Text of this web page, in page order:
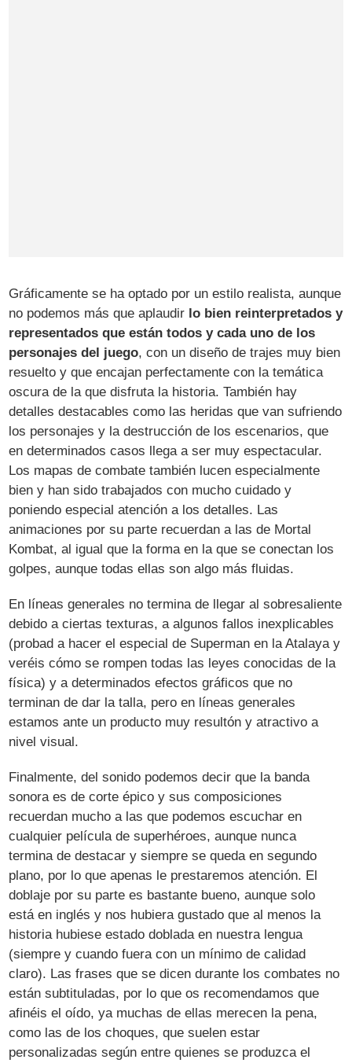
Gráficamente se ha optado por un estilo realista, aunque
no podemos más que aplaudir lo bien reinterpretados y
representados que están todos y cada uno de los
personajes del juego, con un diseño de trajes muy bien
resuelto y que encajan perfectamente con la temática
oscura de la que disfruta la historia. También hay
detalles destacables como las heridas que van sufriendo
los personajes y la destrucción de los escenarios, que
en determinados casos llega a ser muy espectacular.
Los mapas de combate también lucen especialmente
bien y han sido trabajados con mucho cuidado y
poniendo especial atención a los detalles. Las
animaciones por su parte recuerdan a las de Mortal
Kombat, al igual que la forma en la que se conectan los
golpes, aunque todas ellas son algo más fluidas.
En líneas generales no termina de llegar al sobresaliente
debido a ciertas texturas, a algunos fallos inexplicables
(probad a hacer el especial de Superman en la Atalaya y
veréis cómo se rompen todas las leyes conocidas de la
física) y a determinados efectos gráficos que no
terminan de dar la talla, pero en líneas generales
estamos ante un producto muy resultón y atractivo a
nivel visual.
Finalmente, del sonido podemos decir que la banda
sonora es de corte épico y sus composiciones
recuerdan mucho a las que podemos escuchar en
cualquier película de superhéroes, aunque nunca
termina de destacar y siempre se queda en segundo
plano, por lo que apenas le prestaremos atención. El
doblaje por su parte es bastante bueno, aunque solo
está en inglés y nos hubiera gustado que al menos la
historia hubiese estado doblada en nuestra lengua
(siempre y cuando fuera con un mínimo de calidad
claro). Las frases que se dicen durante los combates no
están subtituladas, por lo que os recomendamos que
afinéis el oído, ya muchas de ellas merecen la pena,
como las de los choques, que suelen estar
personalizadas según entre quienes se produzca el